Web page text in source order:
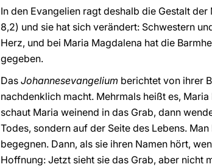
In den Evangelien ragt deshalb die Gestalt
8,2) und sie hat sich verändert: Schwestern
Herz, und bei Maria Magdalena hat die
gegeben.
Das Johannesevangelium berichtet von ihrer
nachdenklich macht. Mehrmals heißt es,
schaut Maria weinend in das Grab, dann
Todes, sondern auf der Seite des Lebens.
begegnen. Dann, als sie ihren Namen hört,
Hoffnung: Jetzt sieht sie das Grab, aber nicht